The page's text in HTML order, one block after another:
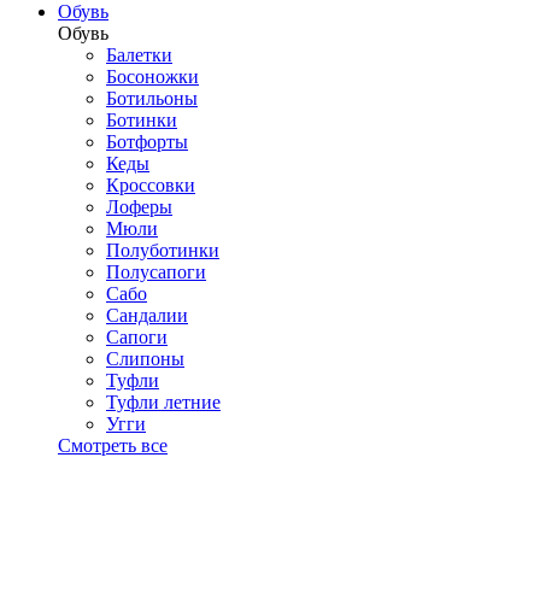
Обувь
Обувь
Балетки
Босоножки
Ботильоны
Ботинки
Ботфорты
Кеды
Кроссовки
Лоферы
Мюли
Полуботинки
Полусапоги
Сабо
Сандалии
Сапоги
Слипоны
Туфли
Туфли летние
Угги
Смотреть все